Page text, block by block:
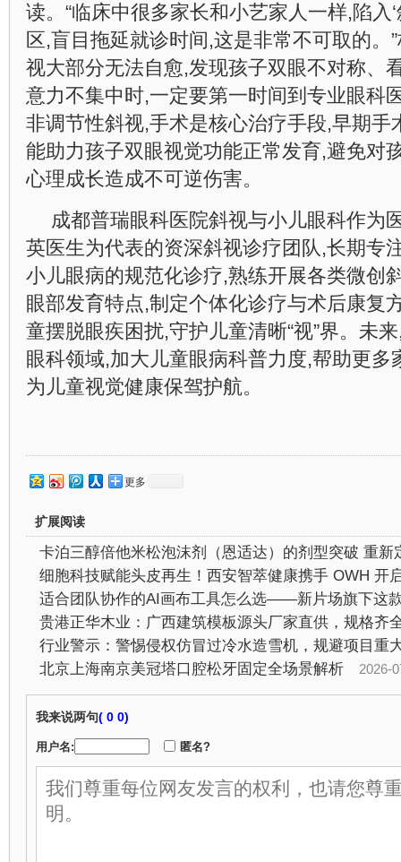
读。“临床中很多家长和小艺家人一样,陷入
区,盲目拖延就诊时间,这是非常不可取的。
视大部分无法自愈,发现孩子双眼不对称、
意力不集中时,一定要第一时间到专业眼科
非调节性斜视,手术是核心治疗手段,早期手
能助力孩子双眼视觉功能正常发育,避免对
心理成长造成不可逆伤害。
成都普瑞眼科医院斜视与小儿眼科作为
英医生为代表的资深斜视诊疗团队,长期专
小儿眼病的规范化诊疗,熟练开展各类微创
眼部发育特点,制定个体化诊疗与术后康复
童摆脱眼疾困扰,守护儿童清晰“视”界。未
眼科领域,加大儿童眼病科普力度,帮助更多
为儿童视觉健康保驾护航。
更多
扩展阅读
行业警示：警惕侵权仿冒过冷水造雪机，规避项目重
北京上海南京美冠塔口腔松牙固定全场景解析
2026-07-
我来说两句( 0 0)
用户名: 匿名?